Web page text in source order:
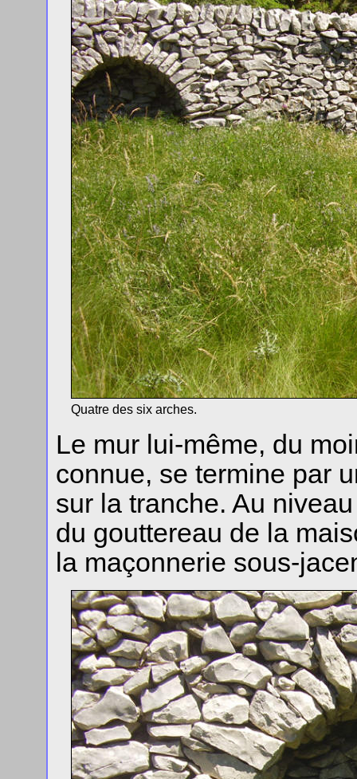
Quatre des six arches.
Le mur lui-même, du
connue, se termine par
sur la tranche. Au
du gouttereau de la
la maçonnerie sous-